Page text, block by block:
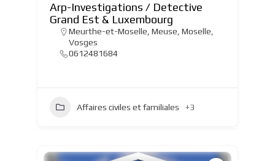
Arp-Investigations / Detective
Grand Est & Luxembourg
Meurthe-et-Moselle, Meuse, Moselle,
Vosges
0612481684
Affaires civiles et familiales +3